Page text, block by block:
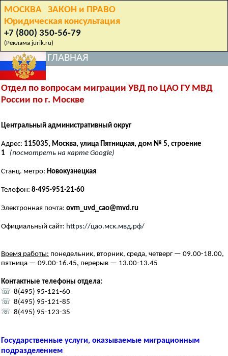
МОСКВА ЗАКОН и ПРАВО
Юридическая консультация
+7 (800) 350-56-79
(Реклама jurik.ru)
ГЛАВНАЯ
Отдел по вопросам миграции УВД по ЦАО ГУ МВД
России по г. Москве
Центральный административный округ
Адрес: 115035, Москва, улица Пятницкая, дом № 5, строение
1
(посмотреть на карте Google)
Станц. метро: Новокузнецкая
Телефон: 8·495·951·21·60
Электронная почта: ovm_uvd_cao@mvd.ru
Официальный сайт: https://цао.мск.мвд.рф/
Время работы: понедельник, вторник, среда, четверг — 09.00-18.00,
пятница — 09.00-16.45, перерыв — 13.00-13.45
Контактные телефоны отдела:
☏ 8(495) 95-121-60
☏ 8(495) 95-121-85
☏ 8(495) 95-123-35
Государственные услуги, оказываемые миграционным
подразделением